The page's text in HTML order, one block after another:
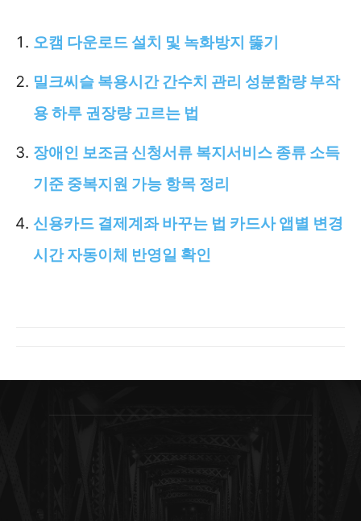
오캠 다운로드 설치 및 녹화방지 뚫기
밀크씨슬 복용시간 간수치 관리 성분함량 부작
용 하루 권장량 고르는 법
장애인 보조금 신청서류 복지서비스 종류 소득
기준 중복지원 가능 항목 정리
신용카드 결제계좌 바꾸는 법 카드사 앱별 변경
시간 자동이체 반영일 확인